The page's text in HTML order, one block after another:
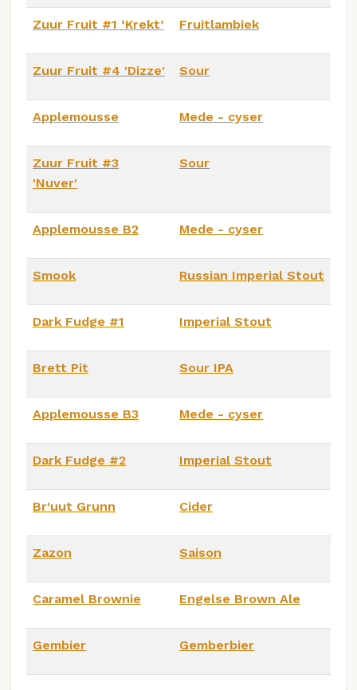
Zuur Fruit #1 ‘Krekt’ Fruitlambiek
Zuur Fruit #4 'Dizze' Sour
Applemousse Mede - cyser
Zuur Fruit #3
'Nuver'
Sour
Applemousse B2 Mede - cyser
Smook Russian Imperial Stout
Dark Fudge #1 Imperial Stout
Brett Pit Sour IPA
Applemousse B3 Mede - cyser
Dark Fudge #2 Imperial Stout
Br'uut Grunn Cider
Zazon Saison
Caramel Brownie Engelse Brown Ale
Gembier Gemberbier